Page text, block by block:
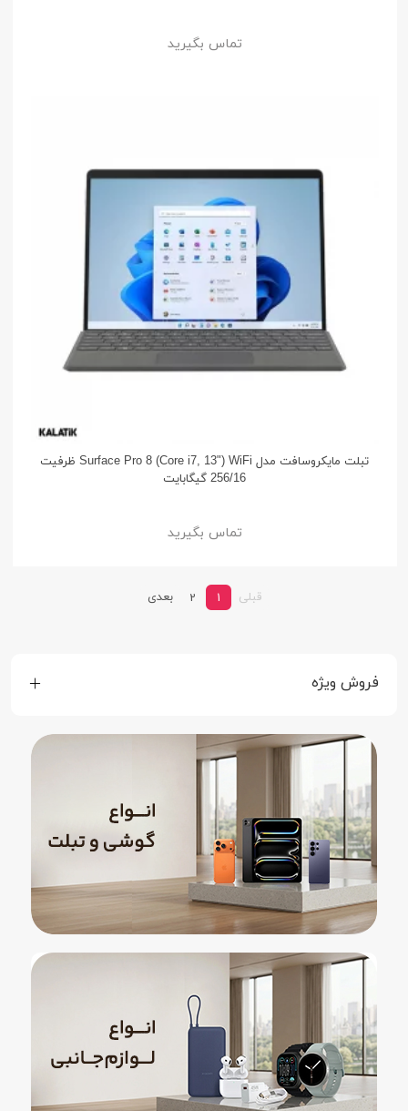
تماس بگیرید
تبلت مایکروسافت مدل Surface Pro 8 (Core i7, 13") WiFi ظرفیت
256/16 گیگابایت
تماس بگیرید
قبلی 1
2 بعدی
فروش ویژه